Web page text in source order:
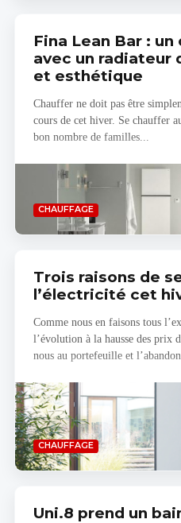
Fina Lean Bar :
avec un radiateur
et esthétique
Chauffer ne doit pas être
cours de cet hiver. Se chauffer
bon nombre de familles...
CHAUFFAGE
Trois raisons de
l’électricité cet
Comme nous en faisons tous
l’évolution à la hausse des prix
nous au portefeuille et
CHAUFFAGE
Uni.8 prend un